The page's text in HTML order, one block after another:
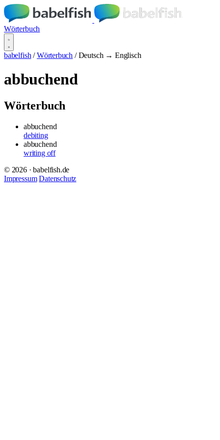
Wörterbuch
babelfish / Wörterbuch / Deutsch → Englisch
abbuchend
Wörterbuch
abbuchend
debiting
abbuchend
writing off
© 2026 · babelfish.de
Impressum Datenschutz